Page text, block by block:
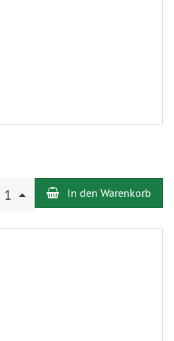
1 In den Warenkorb